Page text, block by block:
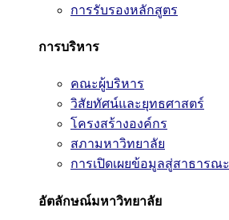
การรับรองหลักสูตร
การบริหาร
คณะผู้บริหาร
วิสัยทัศน์และยุทธศาสตร์
โครงสร้างองค์กร
สภามหาวิทยาลัย
การเปิดเผยข้อมูลสู่สาธารณะ
อัตลักษณ์มหาวิทยาลัย